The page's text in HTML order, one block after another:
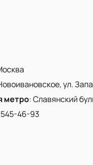
ул.
метро:Славянский
46-93